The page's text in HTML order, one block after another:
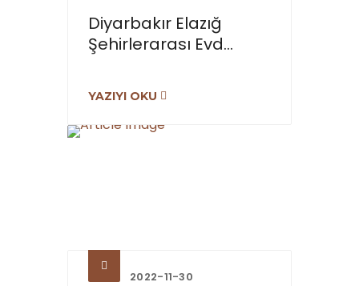
Diyarbakır Elazığ
Şehirlerarası Evd...
YAZIYI OKU
2022-11-30